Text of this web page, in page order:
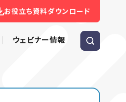
お役立ち資料ダウンロード
ウェビナー情報